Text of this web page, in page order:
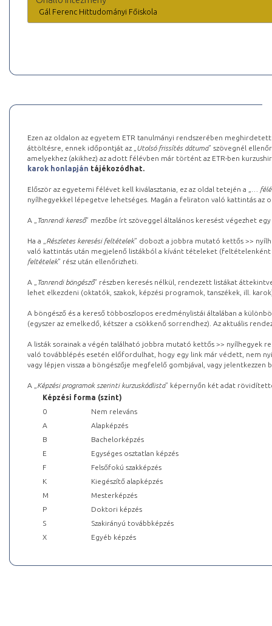
Gál Ferenc Hittudományi Főiskola
Ezen az oldalon az egyetem ETR tanulmányi rendszerében
áttöltésre, ennek időpontját az „ Utolsó frissítés dátuma” szövegnél
amelyekhez (akikhez) az adott félévben már történt az ETR-ben
karok honlapján tájékozódhat.
Először az egyetemi félévet kell kiválasztania, ez az oldal tetején a „
…
nyílhegyekkel lépegetve lehetséges. Magán a feliraton való kattintás az
A „ Tanrendi kereső” mezőbe írt szöveggel általános keresést végezhet
Ha a „ Részletes keresési feltételek” dobozt a jobbra mutató kettős >>
való kattintás után megjelenő listákból a kívánt tételeket (feltételenként
feltételek” rész után ellenőrizheti.
A „ Tanrendi böngésző” részben keresés nélkül, rendezett listákat
lehet elkezdeni (oktatók, szakok, képzési programok, tanszékek, ill.
A böngésző és a kereső többoszlopos eredménylistái általában a
(egyszer az emelkedő, kétszer a csökkenő sorrendhez). Az aktuális
A listák sorainak a végén található jobbra mutató kettős >> nyílhegyek
való továbblépés esetén előfordulhat, hogy egy link már védett, nem
vagy lépjen vissza a böngészője megfelelő gombjával, vagy
A „ Képzési programok szerinti kurzuskódlista” képernyőn két adat
Képzési forma (szint)
0
Nem releváns
A
Alapképzés
B
Bachelorképzés
E
Egységes osztatlan képzés
F
Felsőfokú szakképzés
K
Kiegészítő alapképzés
M
Mesterképzés
P
Doktori képzés
S
Szakirányú továbbképzés
X
Egyéb képzés